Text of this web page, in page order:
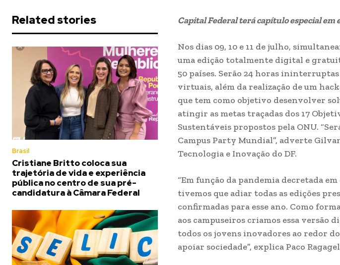
Related stories
Brasil
Cristiane Britto coloca sua
trajetória de vida e experiência
pública no centro de sua pré-
candidatura à Câmara Federal
Capital Federal terá capítulo especial em
Nos dias 09, 10 e 11 de julho,
uma edição totalmente digital e
50 países. Serão 24 horas
virtuais, além da realização de um
que tem como objetivo desenvolver
atingir as metas traçadas dos 17
Sustentáveis propostos pela ONU.
Campus Party Mundial”, adverte
Tecnologia e Inovação do DF.
“Em função da pandemia decretada
tivemos que adiar todas as edições
confirmadas para esse ano. Como
aos campuseiros criamos essa versão
todos os jovens inovadores ao redor
apoiar sociedade”, explica Paco